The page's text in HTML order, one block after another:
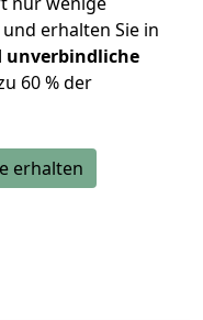
erhalten Sie in
unverbindliche
60 % der
erhalten